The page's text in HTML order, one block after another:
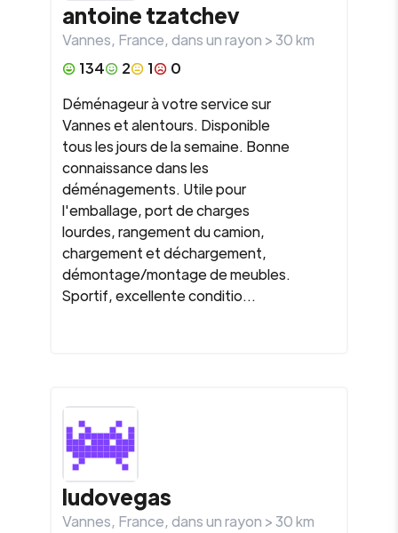
antoinetzatchev
Vannes, France, dans un rayon >30km
134
2 1
0
Déménageur à votre service sur
Vannes et alentours. Disponible
tous les jours de la semaine. Bonne
connaissance dans les
déménagements. Utile pour
l'emballage, port de charges
lourdes, rangement du camion,
chargement et déchargement,
démontage/montage de meubles.
Sportif, excellente conditio...
ludovegas
Vannes, France, dans un rayon >30km